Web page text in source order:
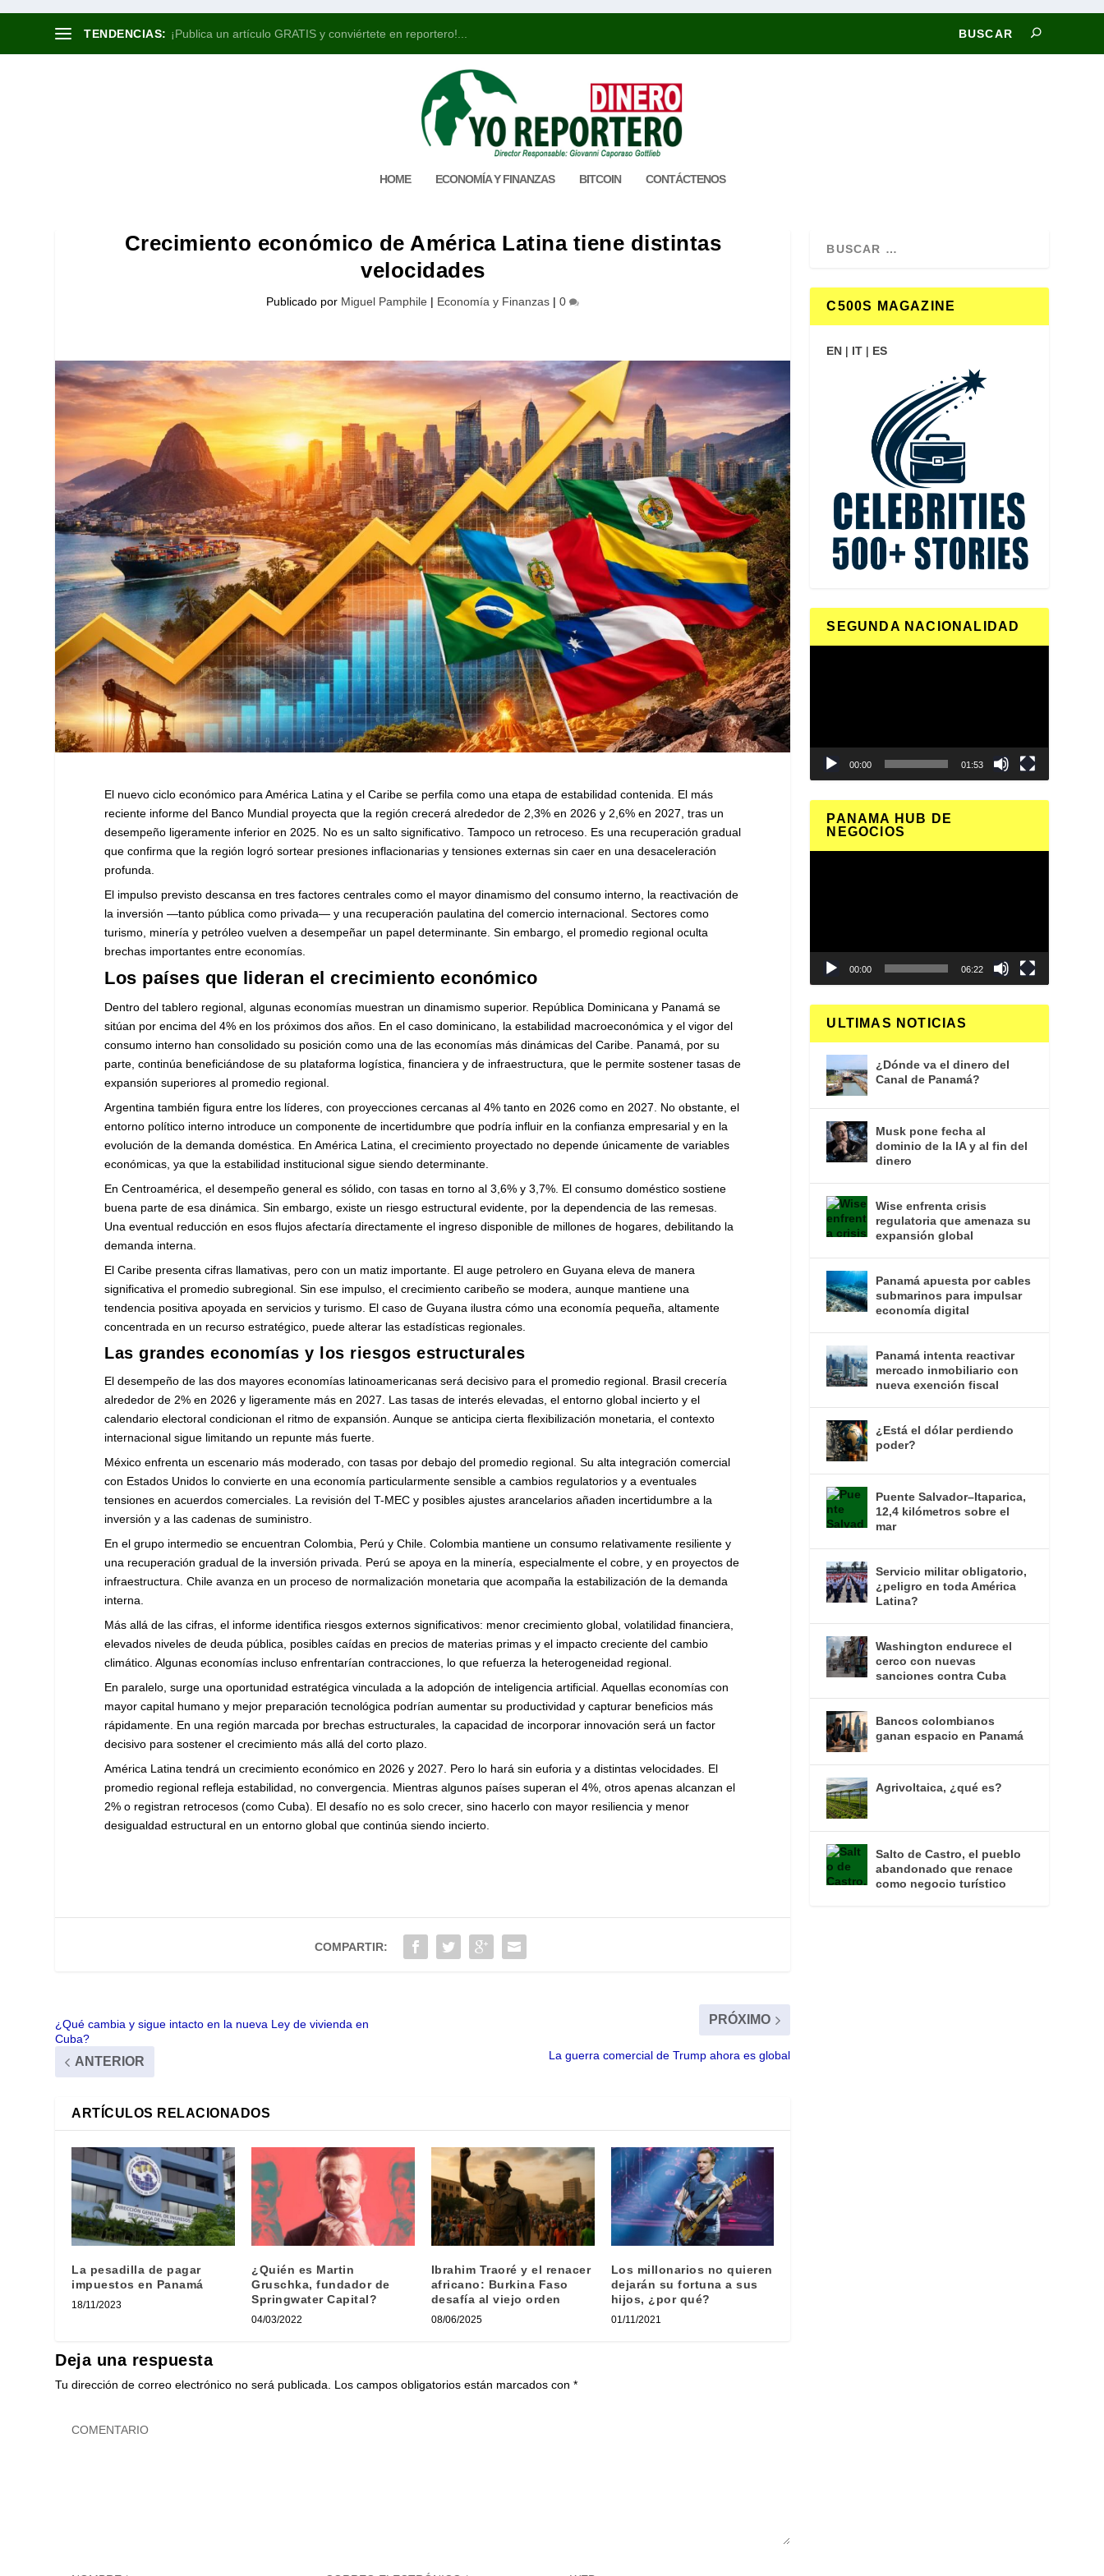
TENDENCIAS: ¡Publica un artículo GRATIS y conviértete en reportero!...
HOME ECONOMÍA Y FINANZAS BITCOIN CONTÁCTENOS
Crecimiento económico de América Latina tiene distintas
velocidades
Publicado por Miguel Pamphile | Economía y Finanzas |0
El nuevo ciclo económico para América Latina y el Caribe se perfila como una etapa de estabilidad contenida. El más
reciente informe del Banco Mundial proyecta que la región crecerá alrededor de 2,3% en 2026 y 2,6% en 2027, tras un
desempeño ligeramente inferior en 2025. No es un salto significativo. Tampoco un retroceso. Es una recuperación gradual
que confirma que la región logró sortear presiones inflacionarias y tensiones externas sin caer en una desaceleración
profunda.
El impulso previsto descansa en tres factores centrales como el mayor dinamismo del consumo interno, la reactivación de
la inversión —tanto pública como privada— y una recuperación paulatina del comercio internacional. Sectores como
turismo, minería y petróleo vuelven a desempeñar un papel determinante. Sin embargo, el promedio regional oculta
brechas importantes entre economías.
Los países que lideran el crecimiento económico
Dentro del tablero regional, algunas economías muestran un dinamismo superior. República Dominicana y Panamá se
sitúan por encima del 4% en los próximos dos años. En el caso dominicano, la estabilidad macroeconómica y el vigor del
consumo interno han consolidado su posición como una de las economías más dinámicas del Caribe. Panamá, por su
parte, continúa beneficiándose de su plataforma logística, financiera y de infraestructura, que le permite sostener tasas de
expansión superiores al promedio regional.
Argentina también figura entre los líderes, con proyecciones cercanas al 4% tanto en 2026 como en 2027. No obstante, el
entorno político interno introduce un componente de incertidumbre que podría influir en la confianza empresarial y en la
evolución de la demanda doméstica. En América Latina, el crecimiento proyectado no depende únicamente de variables
económicas, ya que la estabilidad institucional sigue siendo determinante.
En Centroamérica, el desempeño general es sólido, con tasas en torno al 3,6% y 3,7%. El consumo doméstico sostiene
buena parte de esa dinámica. Sin embargo, existe un riesgo estructural evidente, por la dependencia de las remesas.
Una eventual reducción en esos flujos afectaría directamente el ingreso disponible de millones de hogares, debilitando la
demanda interna.
El Caribe presenta cifras llamativas, pero con un matiz importante. El auge petrolero en Guyana eleva de manera
significativa el promedio subregional. Sin ese impulso, el crecimiento caribeño se modera, aunque mantiene una
tendencia positiva apoyada en servicios y turismo. El caso de Guyana ilustra cómo una economía pequeña, altamente
concentrada en un recurso estratégico, puede alterar las estadísticas regionales.
Las grandes economías y los riesgos estructurales
El desempeño de las dos mayores economías latinoamericanas será decisivo para el promedio regional. Brasil crecería
alrededor de 2% en 2026 y ligeramente más en 2027. Las tasas de interés elevadas, el entorno global incierto y el
calendario electoral condicionan el ritmo de expansión. Aunque se anticipa cierta flexibilización monetaria, el contexto
internacional sigue limitando un repunte más fuerte.
México enfrenta un escenario más moderado, con tasas por debajo del promedio regional. Su alta integración comercial
con Estados Unidos lo convierte en una economía particularmente sensible a cambios regulatorios y a eventuales
tensiones en acuerdos comerciales. La revisión del T-MEC y posibles ajustes arancelarios añaden incertidumbre a la
inversión y a las cadenas de suministro.
En el grupo intermedio se encuentran Colombia, Perú y Chile. Colombia mantiene un consumo relativamente resiliente y
una recuperación gradual de la inversión privada. Perú se apoya en la minería, especialmente el cobre, y en proyectos de
infraestructura. Chile avanza en un proceso de normalización monetaria que acompaña la estabilización de la demanda
interna.
Más allá de las cifras, el informe identifica riesgos externos significativos: menor crecimiento global, volatilidad financiera,
elevados niveles de deuda pública, posibles caídas en precios de materias primas y el impacto creciente del cambio
climático. Algunas economías incluso enfrentarían contracciones, lo que refuerza la heterogeneidad regional.
En paralelo, surge una oportunidad estratégica vinculada a la adopción de inteligencia artificial. Aquellas economías con
mayor capital humano y mejor preparación tecnológica podrían aumentar su productividad y capturar beneficios más
rápidamente. En una región marcada por brechas estructurales, la capacidad de incorporar innovación será un factor
decisivo para sostener el crecimiento más allá del corto plazo.
América Latina tendrá un crecimiento económico en 2026 y 2027. Pero lo hará sin euforia y a distintas velocidades. El
promedio regional refleja estabilidad, no convergencia. Mientras algunos países superan el 4%, otros apenas alcanzan el
2% o registran retrocesos (como Cuba). El desafío no es solo crecer, sino hacerlo con mayor resiliencia y menor
desigualdad estructural en un entorno global que continúa siendo incierto.
COMPARTIR:
¿Qué cambia y sigue intacto en la nueva Ley de vivienda en
Cuba?
ANTERIOR
PRÓXIMO
La guerra comercial de Trump ahora es global
ARTÍCULOS RELACIONADOS
La pesadilla de pagar
impuestos en Panamá
18/11/2023
¿Quién es Martin
Gruschka, fundador de
Springwater Capital?
04/03/2022
Ibrahim Traoré y el renacer
africano: Burkina Faso
desafía al viejo orden
08/06/2025
Los millonarios no quieren
dejarán su fortuna a sus
hijos, ¿por qué?
01/11/2021
Deja una respuesta
Tu dirección de correo electrónico no será publicada. Los campos obligatorios están marcados con*
C500S MAGAZINE
EN | IT | ES
SEGUNDA NACIONALIDAD
00:00 01:53
PANAMA HUB DE
NEGOCIOS
00:00 06:22
ULTIMAS NOTICIAS
¿Dónde va el dinero del
Canal de Panamá?
Musk pone fecha al
dominio de la IA y al fin del
dinero
Wise enfrenta crisis
regulatoria que amenaza su
expansión global
Panamá apuesta por cables
submarinos para impulsar
economía digital
Panamá intenta reactivar
mercado inmobiliario con
nueva exención fiscal
¿Está el dólar perdiendo
poder?
Puente Salvador–Itaparica,
12,4 kilómetros sobre el
mar
Servicio militar obligatorio,
¿peligro en toda América
Latina?
Washington endurece el
cerco con nuevas
sanciones contra Cuba
Bancos colombianos
ganan espacio en Panamá
Agrivoltaica, ¿qué es?
Salto de Castro, el pueblo
abandonado que renace
como negocio turístico